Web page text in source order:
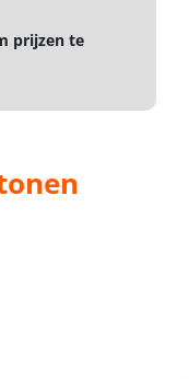
prijzen te